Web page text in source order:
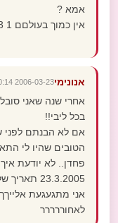
אמא ?
אין כמוך בעולםם 1 3>
אנונימי2006-03-23 01:00:14
אחרי שנה שאני
בכל ליבי!!
אם לא הבנתם לפני
הטובים שהיו לי
פחדן.. לא יודעת
23.3.2005 תאריך של לזכור ולא לשכוח!!!
אני מתגעגעת
לאחוררררר